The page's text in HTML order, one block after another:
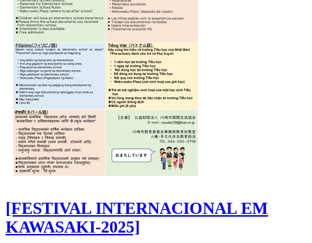
[FESTIVAL INTERNACIONAL EM
KAWASAKI-2025]